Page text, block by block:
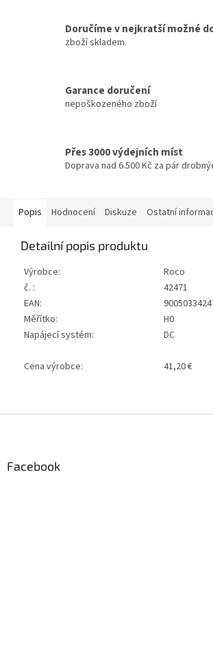
Doručíme v nejkratší možné
zboží skladem.
Garance doručení
nepoškozeného zboží
Přes 3000 výdejních míst
Doprava nad 6.500 Kč za pár
Popis Hodnocení Diskuze Ostatní
Detailní popis produktu
Výrobce:
Roco
č. :
42471
EAN:
Měřítko:
H0
Napájecí systém:
DC
Cena výrobce: 41,20 €
Facebook